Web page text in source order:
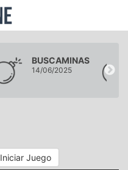
BUSCAMINAS
14/06/2025
Iniciar Juego